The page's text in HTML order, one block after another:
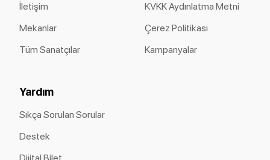
İletişim
Mekanlar
Tüm Sanatçılar
KVKK Aydınlatma Metni
Çerez Politikası
Kampanyalar
Yardım
Sıkça Sorulan Sorular
Destek